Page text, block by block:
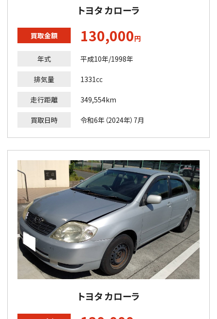
トヨタ カローラ
買取金額 130,000円
年式 平成10年/1998年
排気量 1331㏄
走行距離 349,554km
買取日時 令和6年（2024年）7月
トヨタ カローラ